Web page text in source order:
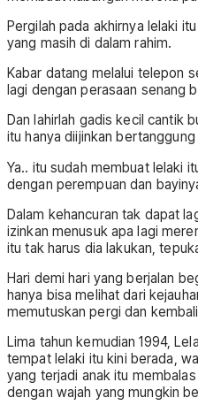
Pergilah pada akhirnya lelaki
yang masih di dalam rahim.
Kabar datang melalui telepon
lagi dengan perasaan senang
Dan lahirlah gadis kecil cantik
itu hanya diijinkan
Ya.. itu sudah membuat lelaki
dengan perempuan dan
Dalam kehancuran tak dapat
izinkan menusuk apa lagi
itu tak harus dia lakukan,
Hari demi hari yang berjalan
hanya bisa melihat dari
memutuskan pergi dan
Lima tahun kemudian 1994,
tempat lelaki itu kini berada,
yang terjadi anak itu
dengan wajah yang mungkin